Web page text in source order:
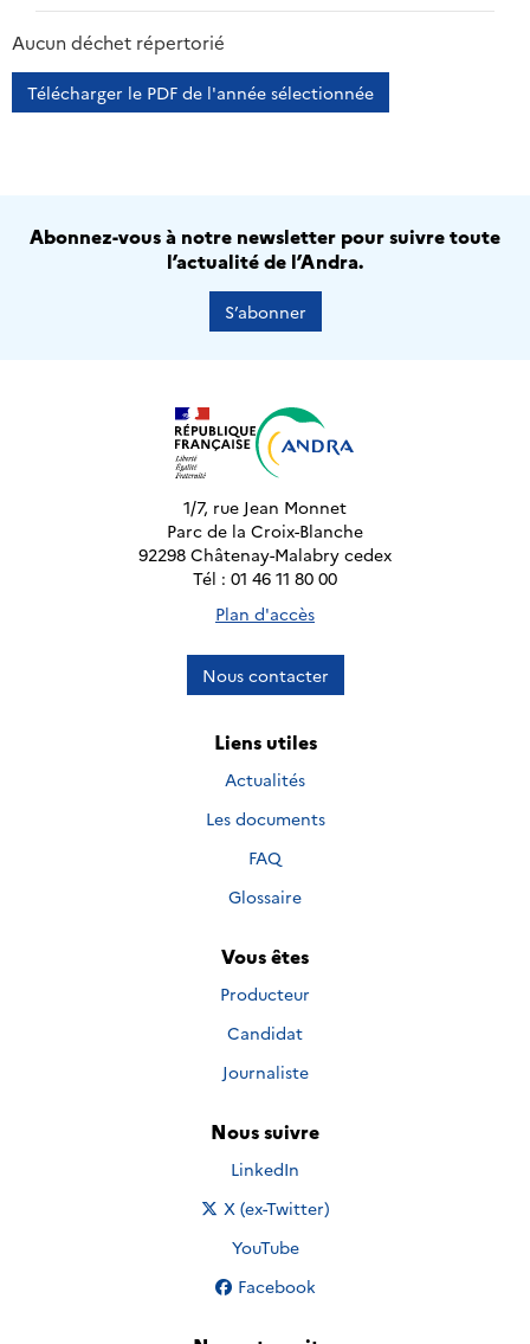
2013 2014
Aucun déchet répertorié
Télécharger le PDF de l'année sélectionnée
Abonnez-vous à notre newsletter pour suivre toute
l’actualité de l’Andra.
S’abonner
1/7, rue Jean Monnet
Parc de la Croix-Blanche
92298 Châtenay-Malabry cedex
Tél : 01 46 11 80 00
Plan d'accès
Nous contacter
Liens utiles
Actualités
Les documents
FAQ
Glossaire
Vous êtes
Producteur
Candidat
Journaliste
Nous suivre
Nous suivre sur
LinkedIn
Nous suivre sur
X (ex-Twitter)
Nous suivre sur
YouTube
Nous suivre sur
Facebook